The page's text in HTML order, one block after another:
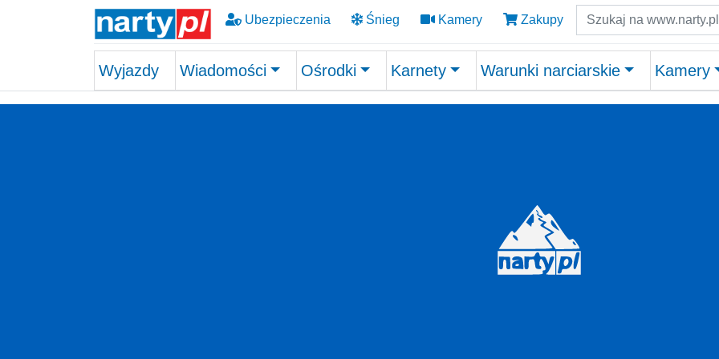
Ubezpieczenia Śnieg Kamery Zakupy Szukaj
Wyjazdy Wiadomości Ośrodki Karnety Warunki narciarskie Kamery